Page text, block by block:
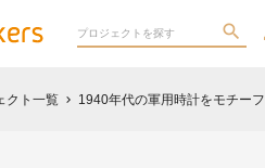
クト一覧 chevron_right 1940年代の軍用時計をモチー